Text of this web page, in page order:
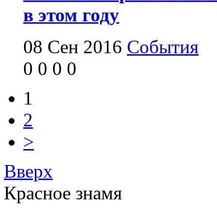
в этом году
08 Сен 2016 События
0 0 0 0
1
2
>
Вверх
Красное знамя